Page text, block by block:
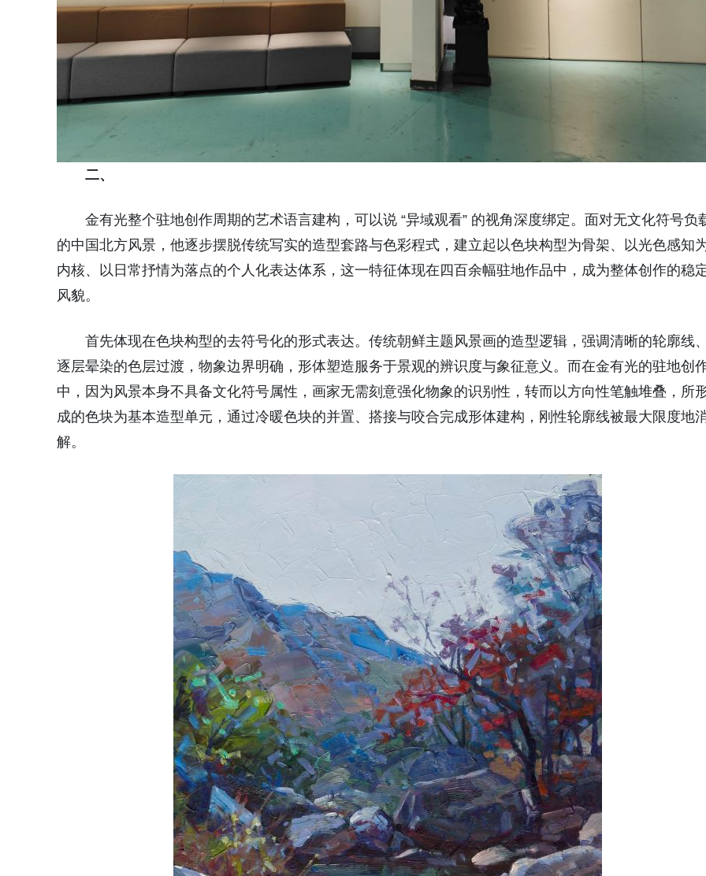
二、
金有光整个驻地创作周期的艺术语言建构，可以说 “异域观看” 的视角深度绑定。面对无文化符号负
的中国北方风景，他逐步摆脱传统写实的造型套路与色彩程式，建立起以色块构型为骨架、以光色感知
内核、以日常抒情为落点的个人化表达体系，这一特征体现在四百余幅驻地作品中，成为整体创作的稳
风貌。
首先体现在色块构型的去符号化的形式表达。传统朝鲜主题风景画的造型逻辑，强调清晰的轮廓线、
逐层晕染的色层过渡，物象边界明确，形体塑造服务于景观的辨识度与象征意义。而在金有光的驻地创
中，因为风景本身不具备文化符号属性，画家无需刻意强化物象的识别性，转而以方向性笔触堆叠，所
成的色块为基本造型单元，通过冷暖色块的并置、搭接与咬合完成形体建构，刚性轮廓线被最大限度地
解。